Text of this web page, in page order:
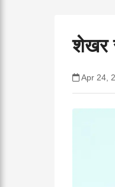
शेखर
Apr 24,